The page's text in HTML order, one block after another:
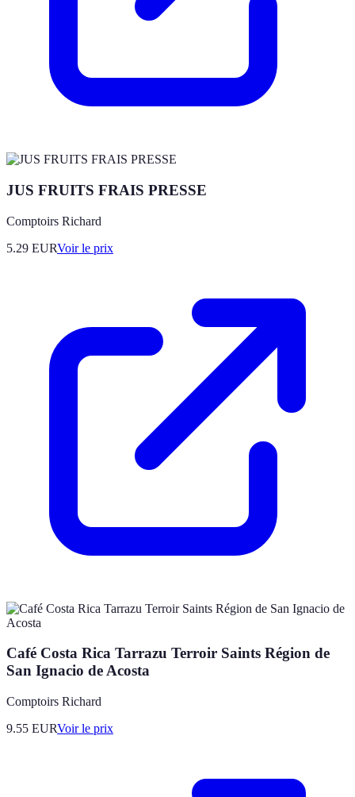
JUS FRUITS FRAIS PRESSE
Comptoirs Richard
5.29 EURVoir le prix
Café Costa Rica Tarrazu Terroir Saints Région de
San Ignacio de Acosta
Comptoirs Richard
9.55 EURVoir le prix